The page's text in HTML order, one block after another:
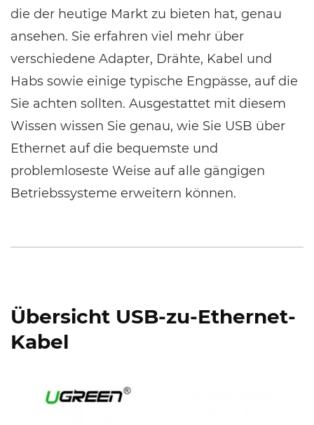
die der heutige Markt zu bieten hat, genau
ansehen. Sie erfahren viel mehr über
verschiedene Adapter, Drähte, Kabel und
Habs sowie einige typische Engpässe, auf die
Sie achten sollten. Ausgestattet mit diesem
Wissen wissen Sie genau, wie Sie USB über
Ethernet auf die bequemste und
problemloseste Weise auf alle gängigen
Betriebssysteme erweitern können.
Übersicht USB-zu-Ethernet-
Kabel